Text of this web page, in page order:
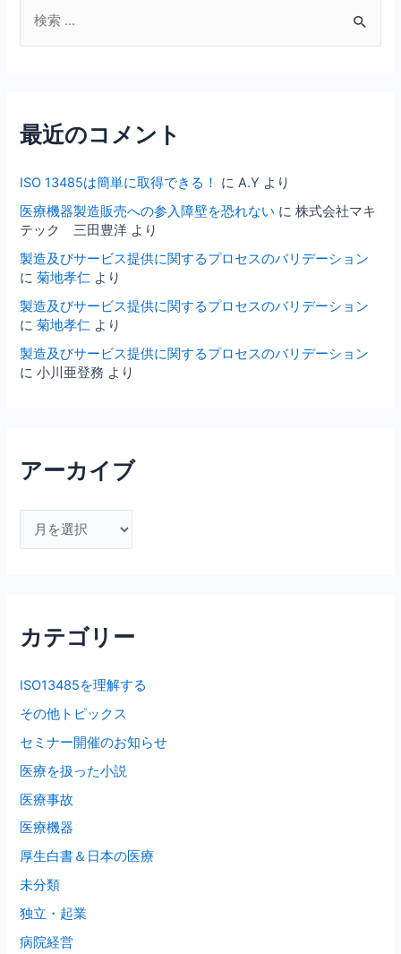
最近のコメント
ISO 13485は簡単に取得できる！ にA.Y より
医療機器製造販売への参入障壁を恐れない に株式会社マキ
テック 三田豊洋 より
製造及びサービス提供に関するプロセスのバリデーション
に菊地孝仁 より
製造及びサービス提供に関するプロセスのバリデーション
に菊地孝仁 より
製造及びサービス提供に関するプロセスのバリデーション
に小川亜登務 より
アーカイブ
ー
ブ
カテゴリー
ISO13485を理解する
その他トピックス
セミナー開催のお知らせ
医療を扱った小説
医療事故
医療機器
厚生白書＆日本の医療
未分類
独立・起業
病院経営